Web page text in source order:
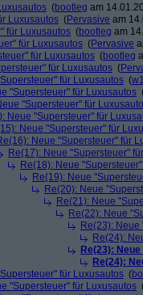
(bootleg am
Luxusautos (Pervasive am
für Luxusautos (bootleg am
für Luxusautos (Pervasive
für Luxusautos (bootleg
für Luxusautos (
für Luxusautos (
"Supersteuer" für Luxusautos
"Supersteuer" für
Neue "Supersteuer" für
Neue "Supersteuer" für
Neue "Supersteuer" für
Re(17): Neue "Supersteuer"
Re(18): Neue
Re(19): Neue
Re(20): Neue
Re(21): Neue
Re(22): Neue
Re(23):
Re(24):
Re(23):
Re(24):
für Luxusautos (
"Supersteuer" für Luxusautos